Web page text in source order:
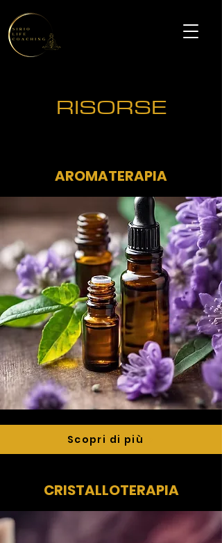
RISORSE
AROMATERAPIA
Scopri di più
CRISTALLOTERAPIA